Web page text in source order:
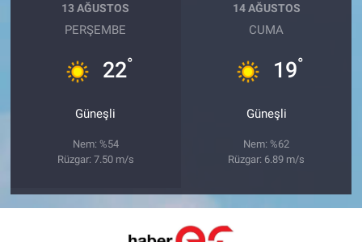
13 AĞUSTOS
PERŞEMBE
22°
Güneşli
Nem: %54
Rüzgar: 7.50 m/s
14 AĞUSTOS
CUMA
19°
Güneşli
Nem: %62
Rüzgar: 6.89 m/s